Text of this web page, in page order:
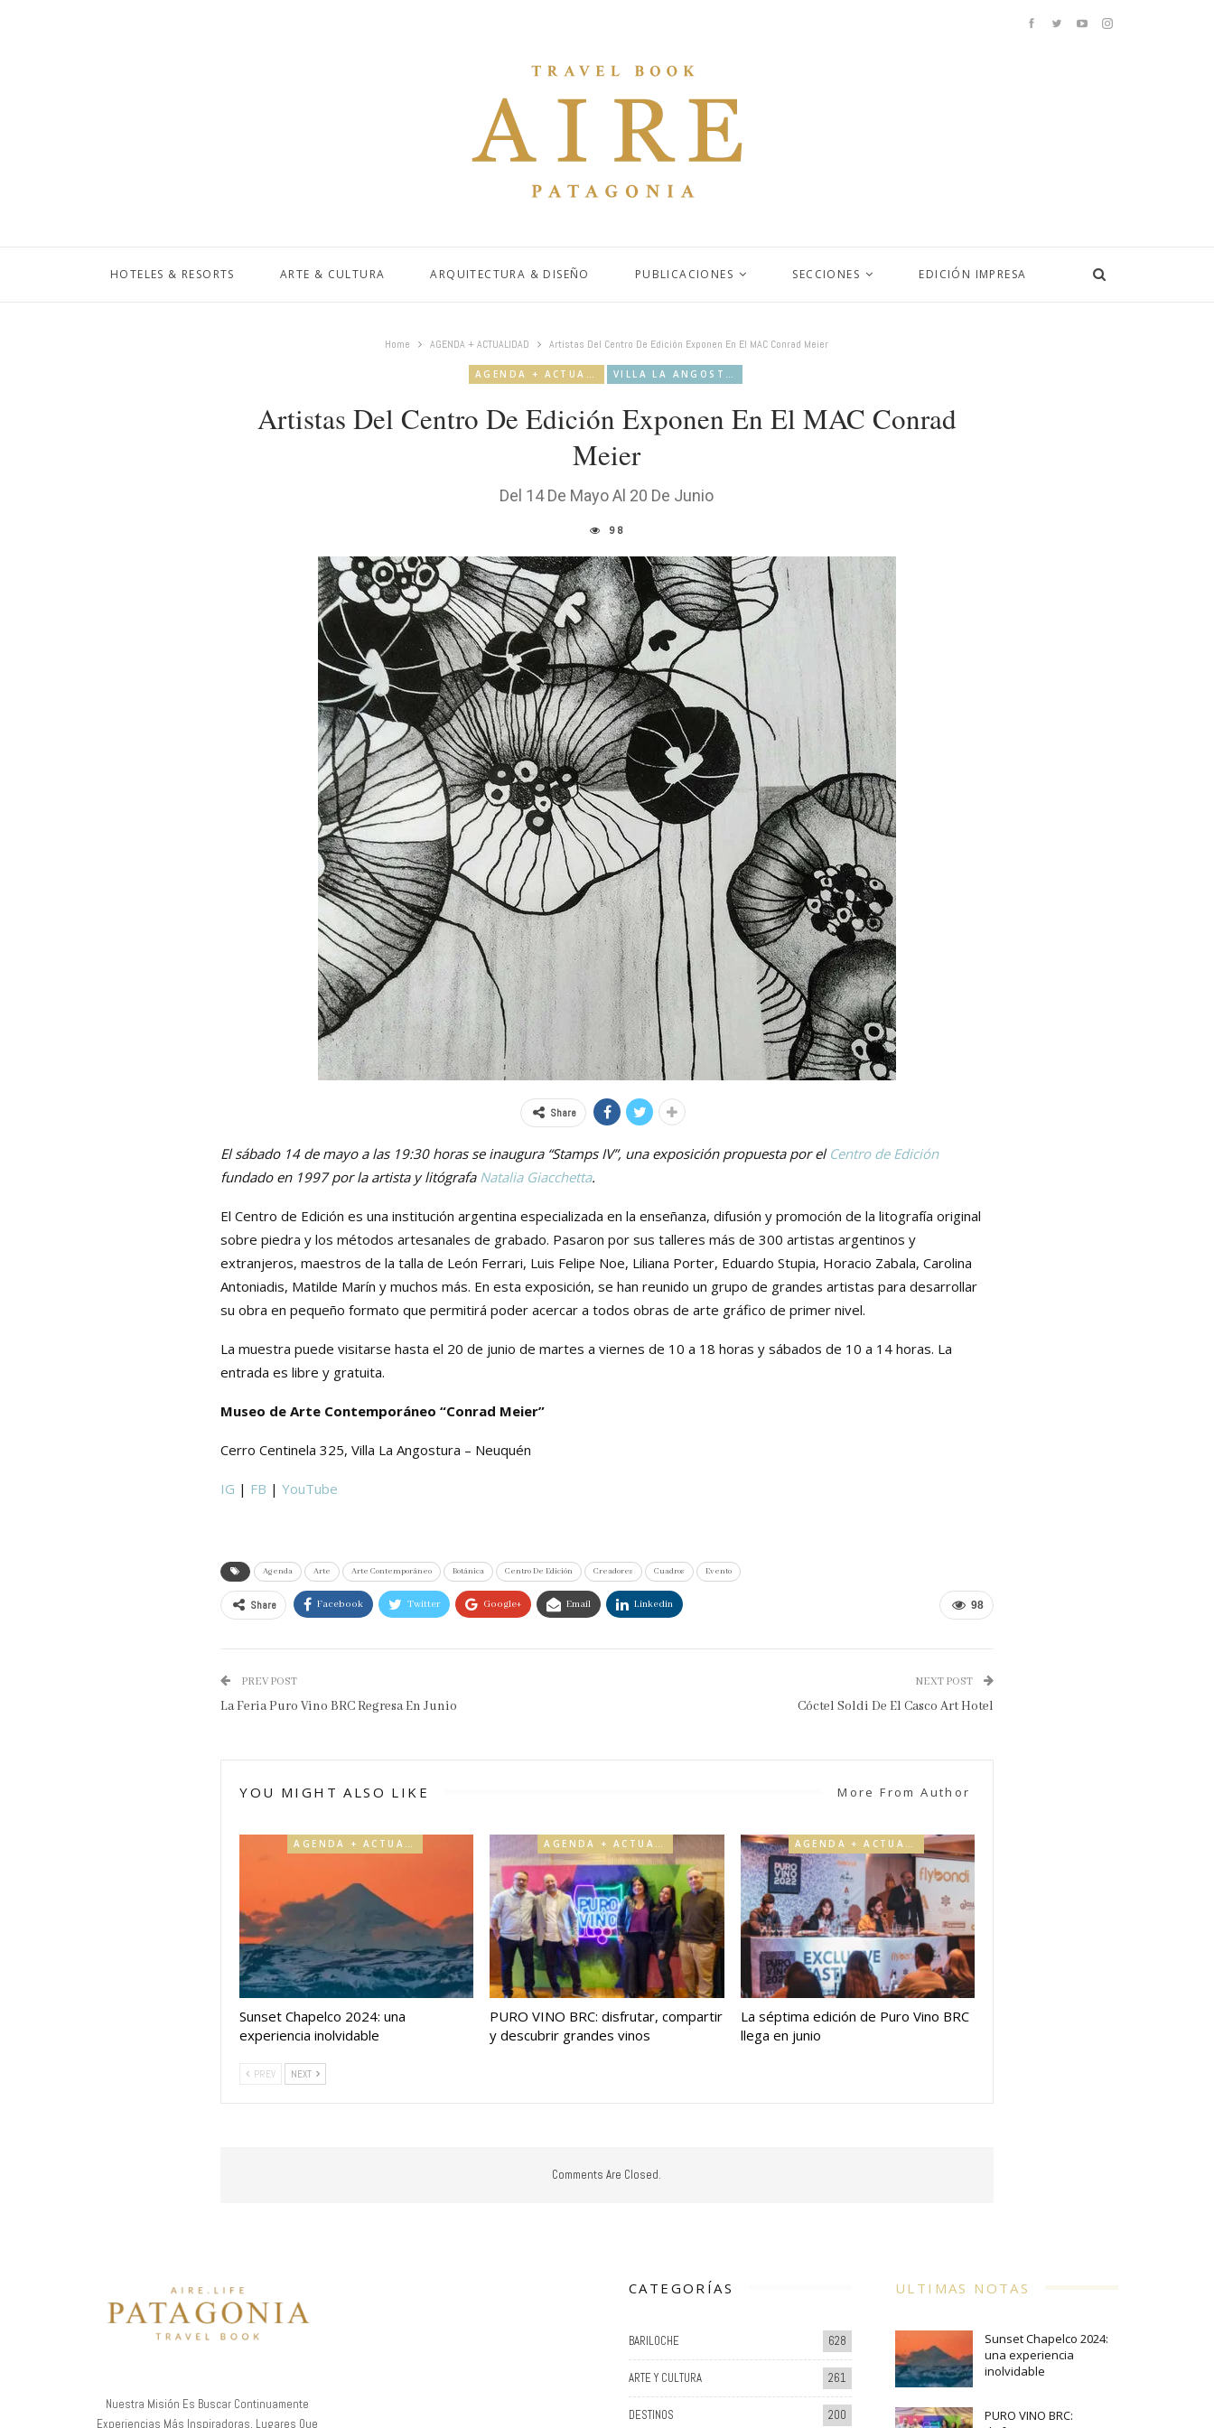
HOTELES & RESORTS ARTE & CULTURA ARQUITECTURA & DISEÑO PUBLICACIONES SECCIONES EDICIÓN IMPRESA
Home AGENDA + ACTUALIDAD Artistas Del Centro De Edición Exponen En El MAC Conrad Meier
AGENDA + ACTUALIDAD VILLA LA ANGOSTURA
Artistas Del Centro De Edición Exponen En El MAC Conrad
Meier
Del 14 De Mayo Al 20 De Junio
98
Share
El sábado 14 de mayo a las 19:30 horas se inaugura “Stamps IV”, una exposición propuesta por el Centro de Edición
fundado en 1997 por la artista y litógrafa Natalia Giacchetta.
El Centro de Edición es una institución argentina especializada en la enseñanza, difusión y promoción de la litografía original
sobre piedra y los métodos artesanales de grabado. Pasaron por sus talleres más de 300 artistas argentinos y
extranjeros, maestros de la talla de León Ferrari, Luis Felipe Noe, Liliana Porter, Eduardo Stupia, Horacio Zabala, Carolina
Antoniadis, Matilde Marín y muchos más. En esta exposición, se han reunido un grupo de grandes artistas para desarrollar
su obra en pequeño formato que permitirá poder acercar a todos obras de arte gráfico de primer nivel.
La muestra puede visitarse hasta el 20 de junio de martes a viernes de 10 a 18 horas y sábados de 10 a 14 horas. La
entrada es libre y gratuita.
Museo de Arte Contemporáneo “Conrad Meier”
Cerro Centinela 325, Villa La Angostura – Neuquén
IG | FB |YouTube
Agenda Arte Arte Contemporáneo Botánica Centro De Edición Creadores Cuadros Evento
98
Share Facebook Twitter Google+ Email Linkedin
PREV POST
La Feria Puro Vino BRC Regresa En Junio
NEXT POST
Cóctel Soldi De El Casco Art Hotel
YOU MIGHT ALSO LIKE More From Author
Sunset Chapelco 2024: una
experiencia inolvidable
PURO VINO BRC: disfrutar, compartir
y descubrir grandes vinos
La séptima edición de Puro Vino BRC
llega en junio
PREV NEXT
Comments Are Closed.
Nuestra Misión Es Buscar Continuamente
Experiencias Más Inspiradoras, Lugares Que
CATEGORÍAS
BARILOCHE 628
ARTE Y CULTURA 261
DESTINOS 200
ULTIMAS NOTAS
Sunset Chapelco 2024:
una experiencia
inolvidable
PURO VINO BRC: